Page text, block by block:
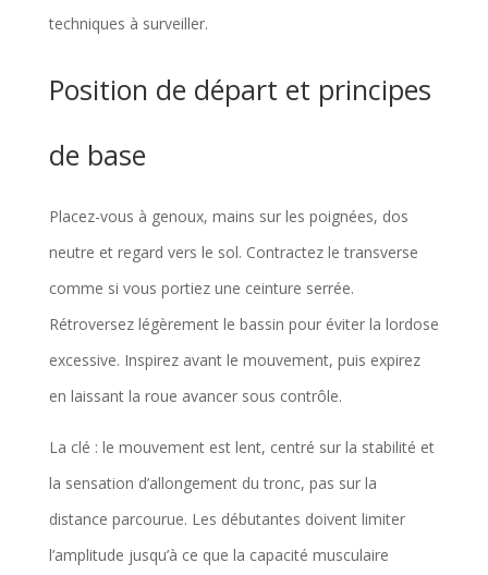
techniques à surveiller.
Position de départ et principes
de base
Placez-vous à genoux, mains sur les poignées, dos
neutre et regard vers le sol. Contractez le transverse
comme si vous portiez une ceinture serrée.
Rétroversez légèrement le bassin pour éviter la lordose
excessive. Inspirez avant le mouvement, puis expirez
en laissant la roue avancer sous contrôle.
La clé : le mouvement est lent, centré sur la stabilité et
la sensation d’allongement du tronc, pas sur la
distance parcourue. Les débutantes doivent limiter
l’amplitude jusqu’à ce que la capacité musculaire